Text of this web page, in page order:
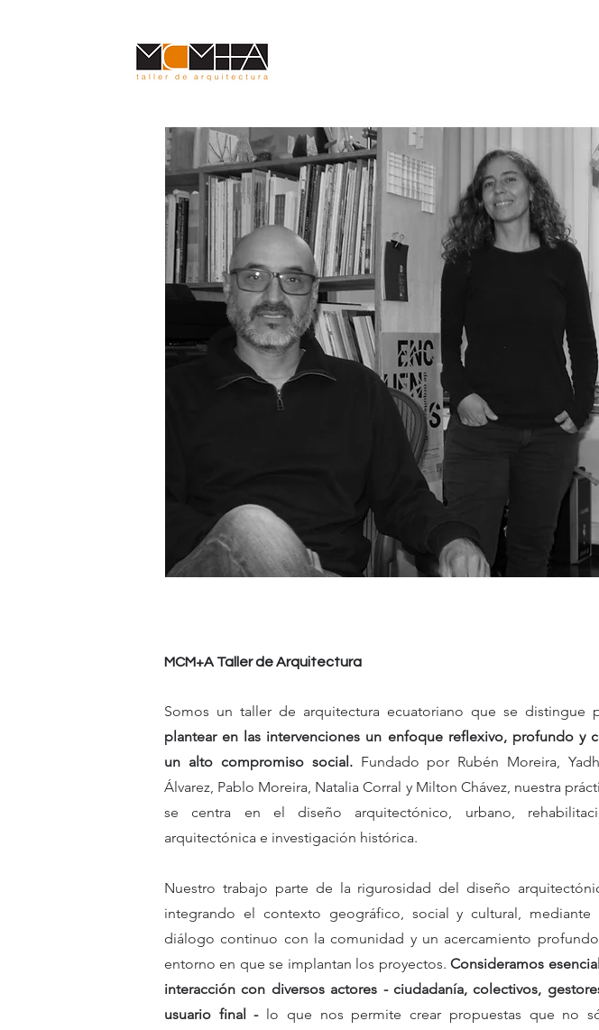
MCM+A Taller de Arquitectura
Somos un taller de arquitectura ecuatoriano que se distingue
plantear en las intervenciones un enfoque reflexivo, profundo y
un alto compromiso social.Fundado por Rubén Moreira,
Álvarez, Pablo Moreira, Natalia Corral y Milton Chávez, nuestra
se centra en el diseño arquitectónico, urbano,
arquitectónica e investigación histórica.
Nuestro trabajo parte de la rigurosidad del diseño
integrando el contexto geográfico, social y cultural, mediante
diálogo continuo con la comunidad y un acercamiento
entorno en que se implantan los proyectos.Consideramos
interacción con diversos actores - ciudadanía, colectivos,
usuario final -lo que nos permite crear propuestas que no